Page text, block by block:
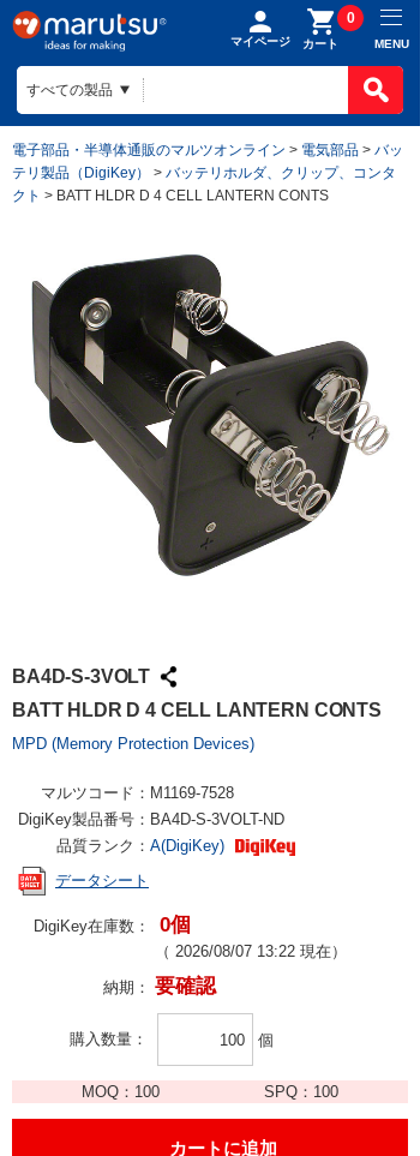
マイページ カート
0
MENU
電子部品・半導体通販のマルツオンライン > 電気部品 > バッ
テリ製品（DigiKey）
> バッテリホルダ、クリップ、コンタ
クト > BATT HLDR D 4 CELL LANTERN CONTS
BA4D-S-3VOLT
BATT HLDR D 4 CELL LANTERN CONTS
MPD (Memory Protection Devices)
マルツコード： M1169-7528
DigiKey製品番号： BA4D-S-3VOLT-ND
品質ランク： A(DigiKey)
データシート
DigiKey在庫数： 0個
（ 2026/08/07 13:22 現在）
納期： 要確認
購入数量 個
MOQ： 100 SPQ： 100